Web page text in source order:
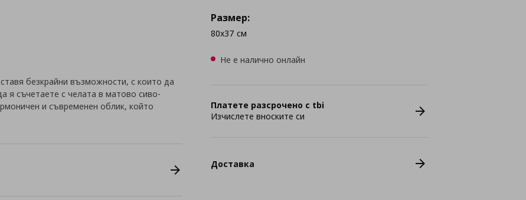
Размер:
80x37 см
Не е налично онлайн
Платете разсрочено с tbi
Изчислете вноските си
Доставка
безкрайни възможности, с които да
я съчетаете с челата в матово сиво-
и съвременен облик, който